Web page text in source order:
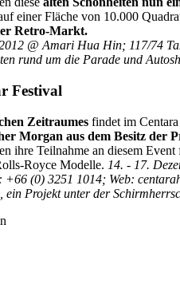
einer Fläche von 10.000
Retro-Markt.
@ Amari Hua Hin; 117/74
rund um die Parade und
Festival
Zeitraumes findet im
Morgan aus dem Besitz der
ihre Teilnahme an diesem
Royce Modelle. 14. - 17.
(0) 3251 1014; Web:
ein Projekt unter der